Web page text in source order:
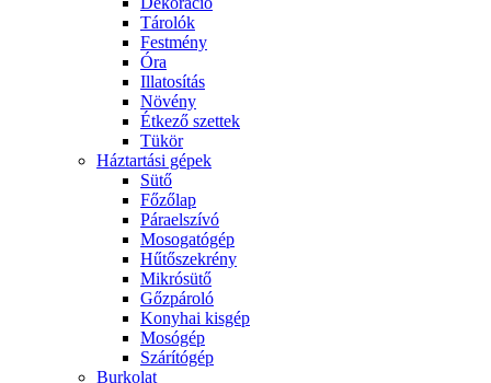
Tárolók
Festmény
Óra
Illatosítás
Növény
Étkező szettek
Tükör
Háztartási gépek
Sütő
Főzőlap
Páraelszívó
Mosogatógép
Hűtőszekrény
Mikrósütő
Gőzpároló
Konyhai kisgép
Mosógép
Szárítógép
Burkolat